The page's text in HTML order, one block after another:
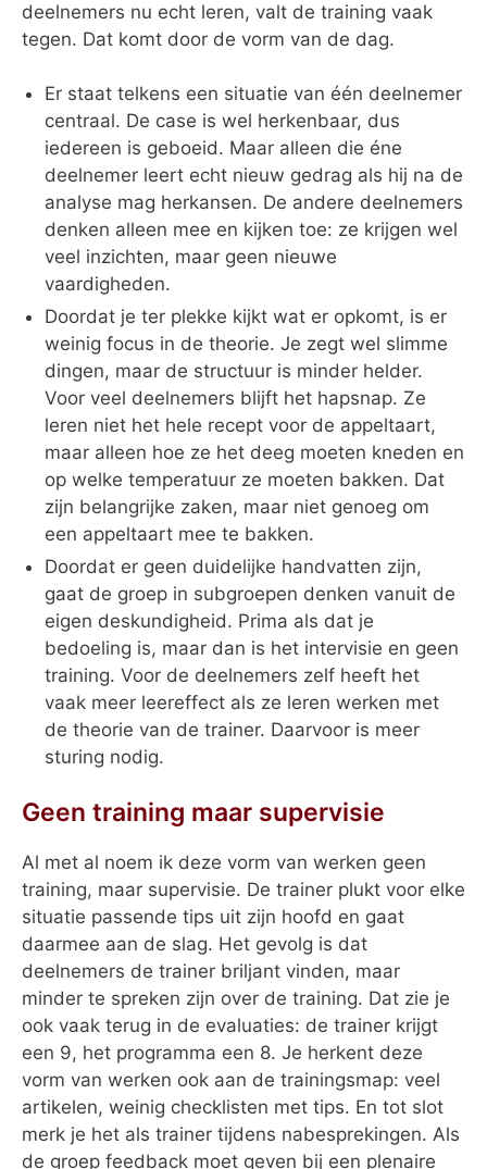
deelnemers nu echt leren, valt de training vaak
tegen. Dat komt door de vorm van de dag.
Er staat telkens een situatie van één deelnemer
centraal. De case is wel herkenbaar, dus
iedereen is geboeid. Maar alleen die éne
deelnemer leert echt nieuw gedrag als hij na de
analyse mag herkansen. De andere deelnemers
denken alleen mee en kijken toe: ze krijgen wel
veel inzichten, maar geen nieuwe
vaardigheden.
Doordat je ter plekke kijkt wat er opkomt, is er
weinig focus in de theorie. Je zegt wel slimme
dingen, maar de structuur is minder helder.
Voor veel deelnemers blijft het hapsnap. Ze
leren niet het hele recept voor de appeltaart,
maar alleen hoe ze het deeg moeten kneden en
op welke temperatuur ze moeten bakken. Dat
zijn belangrijke zaken, maar niet genoeg om
een appeltaart mee te bakken.
Doordat er geen duidelijke handvatten zijn,
gaat de groep in subgroepen denken vanuit de
eigen deskundigheid. Prima als dat je
bedoeling is, maar dan is het intervisie en geen
training. Voor de deelnemers zelf heeft het
vaak meer leereffect als ze leren werken met
de theorie van de trainer. Daarvoor is meer
sturing nodig.
Geen training maar supervisie
Al met al noem ik deze vorm van werken geen
training, maar supervisie. De trainer plukt voor elke
situatie passende tips uit zijn hoofd en gaat
daarmee aan de slag. Het gevolg is dat
deelnemers de trainer briljant vinden, maar
minder te spreken zijn over de training. Dat zie je
ook vaak terug in de evaluaties: de trainer krijgt
een 9, het programma een 8. Je herkent deze
vorm van werken ook aan de trainingsmap: veel
artikelen, weinig checklisten met tips. En tot slot
merk je het als trainer tijdens nabesprekingen. Als
de groep feedback moet geven bij een plenaire